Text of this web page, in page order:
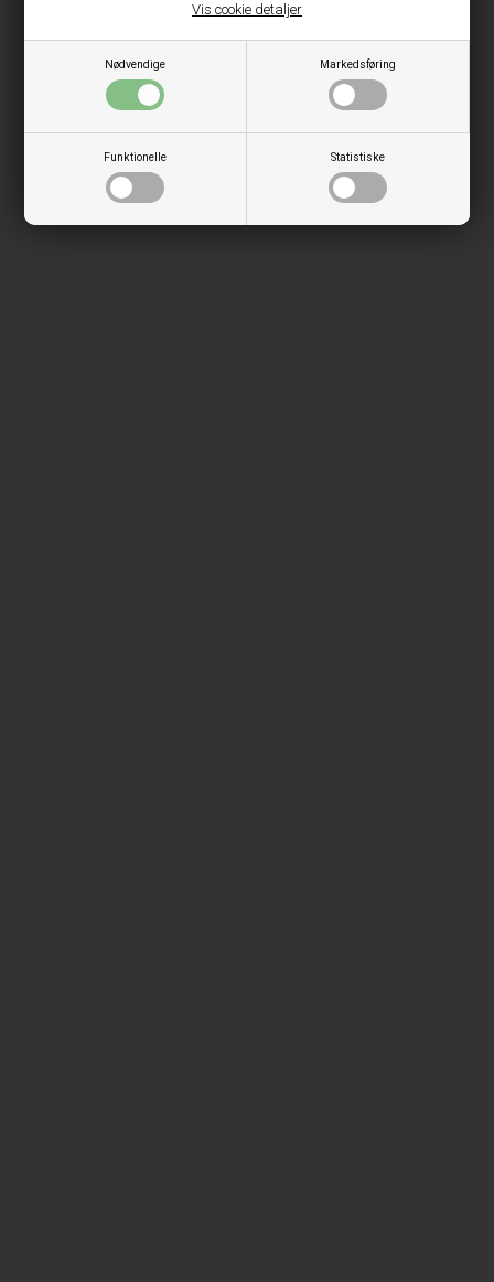
Nødvendige Markedsføring
Funktionelle Statistiske
Vis cookie detaljer